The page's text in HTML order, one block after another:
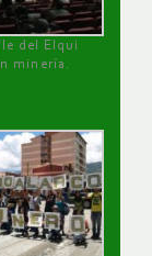
del Elqui
minería.